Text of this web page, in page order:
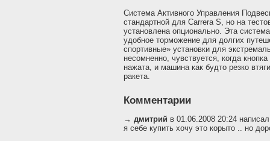
Система Активного Управления
стандартной для Carrera S, но на
установлена опционально. Эта
удобное торможение для долгих
спортивные» установки для
несомненно, чувствуется, когда
нажата, и машина как будто резко
ракета.
Комментарии
→ дмитрий в 01.06.2008 20:24
я себе купить хочу это корыто .. но